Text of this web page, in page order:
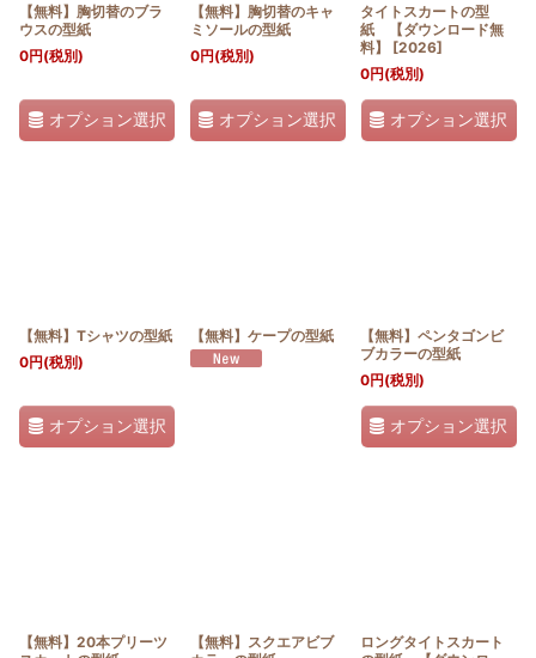
【無料】胸切替のブラ
ウスの型紙
0円(税別)
オプション選択
【無料】胸切替のキャ
ミソールの型紙
0円(税別)
オプション選択
タイトスカートの型
紙 【ダウンロード無
料】
[2026]
0円(税別)
オプション選択
【無料】Tシャツの型紙
0円(税別)
オプション選択
【無料】ケープの型紙
【無料】ペンタゴンビ
ブカラーの型紙
0円(税別)
オプション選択
【無料】20本プリーツ
【無料】スクエアビブ
ロングタイトスカート